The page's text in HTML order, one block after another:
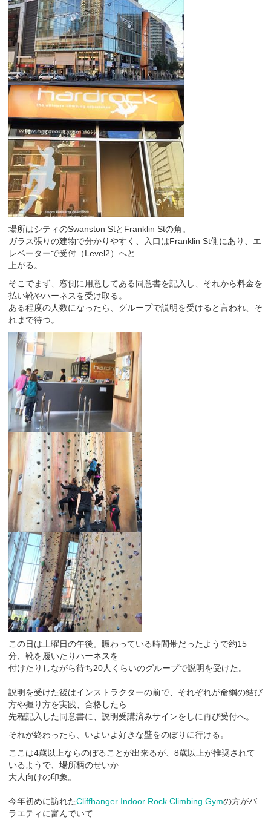
場所はシティのSwanston StとFranklin Stの角。
ガラス張りの建物で分かりやすく、入口はFranklin St側にあり、エ
レベーターで受付（Level2）へと
上がる。
そこでまず、窓側に用意してある同意書を記入し、それから料金を
払い靴やハーネスを受け取る。
ある程度の人数になったら、グループで説明を受けると言われ、そ
れまで待つ。
この日は土曜日の午後。賑わっている時間帯だったようで約15
分、靴を履いたりハーネスを
付けたりしながら待ち20人くらいのグループで説明を受けた。
説明を受けた後はインストラクターの前で、それぞれが命綱の結び
方や握り方を実践、合格したら
先程記入した同意書に、説明受講済みサインをしに再び受付へ。
それが終わったら、いよいよ好きな壁をのぼりに行ける。
ここは4歳以上ならのぼることが出来るが、8歳以上が推奨されて
いるようで、場所柄のせいか
大人向けの印象。
今年初めに訪れたCliffhanger Indoor Rock Climbing Gymの方がバ
ラエティに富んでいて